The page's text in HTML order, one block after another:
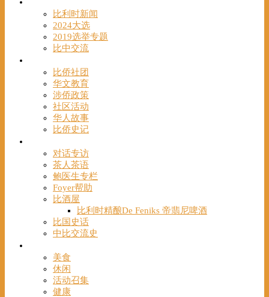
比利时新闻
2024大选
2019选举专题
比中交流
比侨社团
华文教育
涉侨政策
社区活动
华人故事
比侨史记
对话专访
茶人茶语
鲍医生专栏
Foyer帮助
比酒屋
比利时精酿De Feniks 帝翡尼啤酒
比国史话
中比交流史
美食
休闲
活动召集
健康